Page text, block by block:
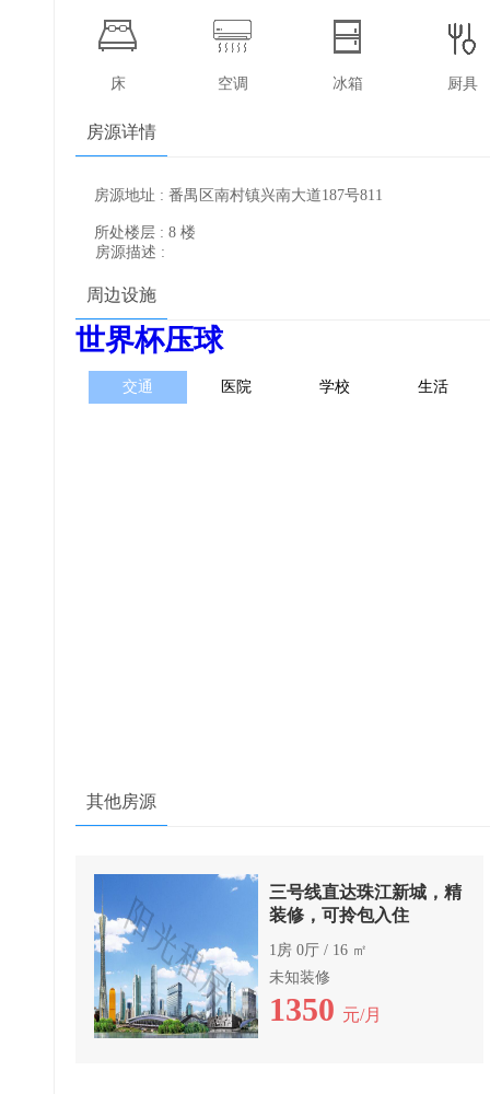
床 空调 冰箱 厨具
房源详情
房源地址 : 番禺区南村镇兴南大道187号811
所处楼层 : 8 楼
房源描述 :
周边设施
其他房源
三号线直达珠江新城，精
装修，可拎包入住
1房 0厅 / 16 ㎡
未知装修
1350 元/月